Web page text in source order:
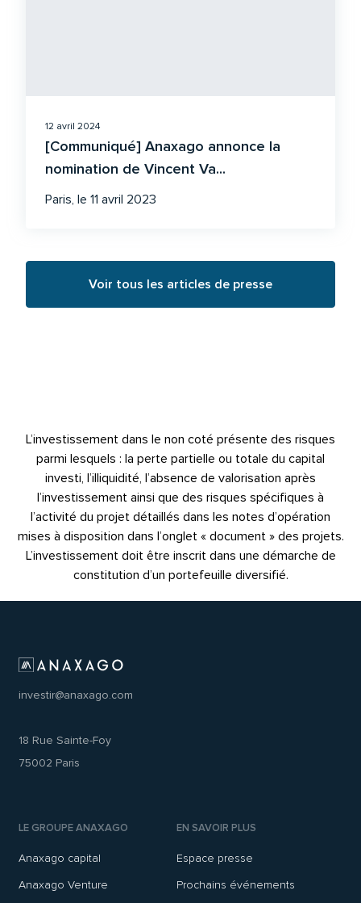
12 avril 2024
[Communiqué] Anaxago annonce la
nomination de Vincent Va...
Paris, le 11 avril 2023
Voir tous les articles de presse
L’investissement dans le non coté présente des risques
parmi lesquels : la perte partielle ou totale du capital
investi, l’illiquidité, l’absence de valorisation après
l’investissement ainsi que des risques spécifiques à
l’activité du projet détaillés dans les notes d’opération
mises à disposition dans l’onglet « document » des projets.
L’investissement doit être inscrit dans une démarche de
constitution d’un portefeuille diversifié.
investir@anaxago.com
18 Rue Sainte-Foy
75002 Paris
LE GROUPE ANAXAGO
Anaxago capital
Anaxago Venture
EN SAVOIR PLUS
Espace presse
Prochains événements